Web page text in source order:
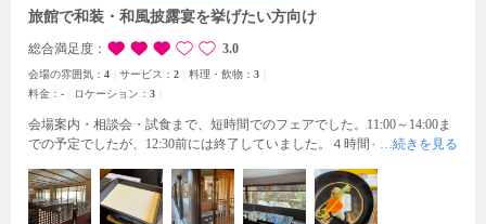
来るので、遠方からでもゆっくりできると思いました。
旅館で和装・和風披露宴を挙げたい方向け
総合満足度 3.0
会場の雰囲気： 4 サービス： 2 料理・飲物： 3
料金： - ロケーション： 3
会場案内・相談会・試食まで、短時間でのフェアでした。 11:00～14:00ま
での予定でしたが、12:30前には終了していました。
４時間～６時間程度